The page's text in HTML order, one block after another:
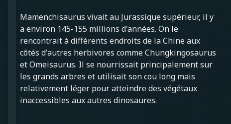
Mamenchisaurus vivait au Jurassique supérieur, il y
a environ 145-155 millions d'années. On le
rencontrait à différents endroits de la Chine aux
côtés d'autres herbivores comme Chungkingosaurus
et Omeisaurus. Il se nourrissait principalement sur
les grands arbres et utilisait son cou long mais
relativement léger pour atteindre des végétaux
inaccessibles aux autres dinosaures.